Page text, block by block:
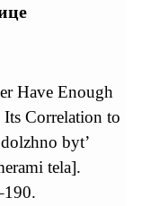
Have Enough
Its Correlation to
byt’
tela].